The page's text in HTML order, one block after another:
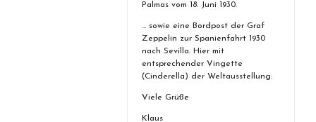
Palmas vom 18. Juni 1930.
… sowie eine Bordpost der Graf
Zeppelin zur Spanienfahrt 1930
nach Sevilla. Hier mit
entsprechender Vingette
(Cinderella) der Weltausstellung:
Viele Grüße
Klaus